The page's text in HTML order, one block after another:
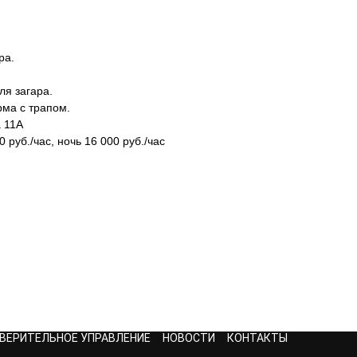
загара.
с трапом.
11А
руб./час, ночь 16 000 руб./час
УПРАВЛЕНИЕ НОВОСТИ
КОНТАКТЫ